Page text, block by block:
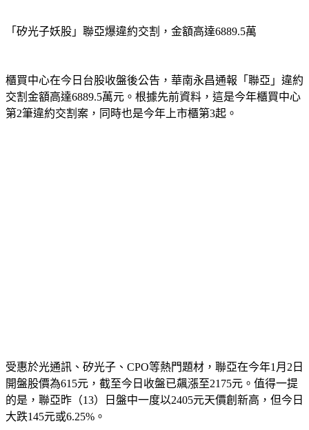
「矽光子妖股」聯亞爆違約交割，金額高達6889.5萬
櫃買中心在今日台股收盤後公告，華南永昌通報「聯亞」違約
交割金額高達6889.5萬元。根據先前資料，這是今年櫃買中心
第2筆違約交割案，同時也是今年上市櫃第3起。
受惠於光通訊、矽光子、CPO等熱門題材，聯亞在今年1月2日
開盤股價為615元，截至今日收盤已飆漲至2175元。值得一提
的是，聯亞昨（13）日盤中一度以2405元天價創新高，但今日
大跌145元或6.25%。